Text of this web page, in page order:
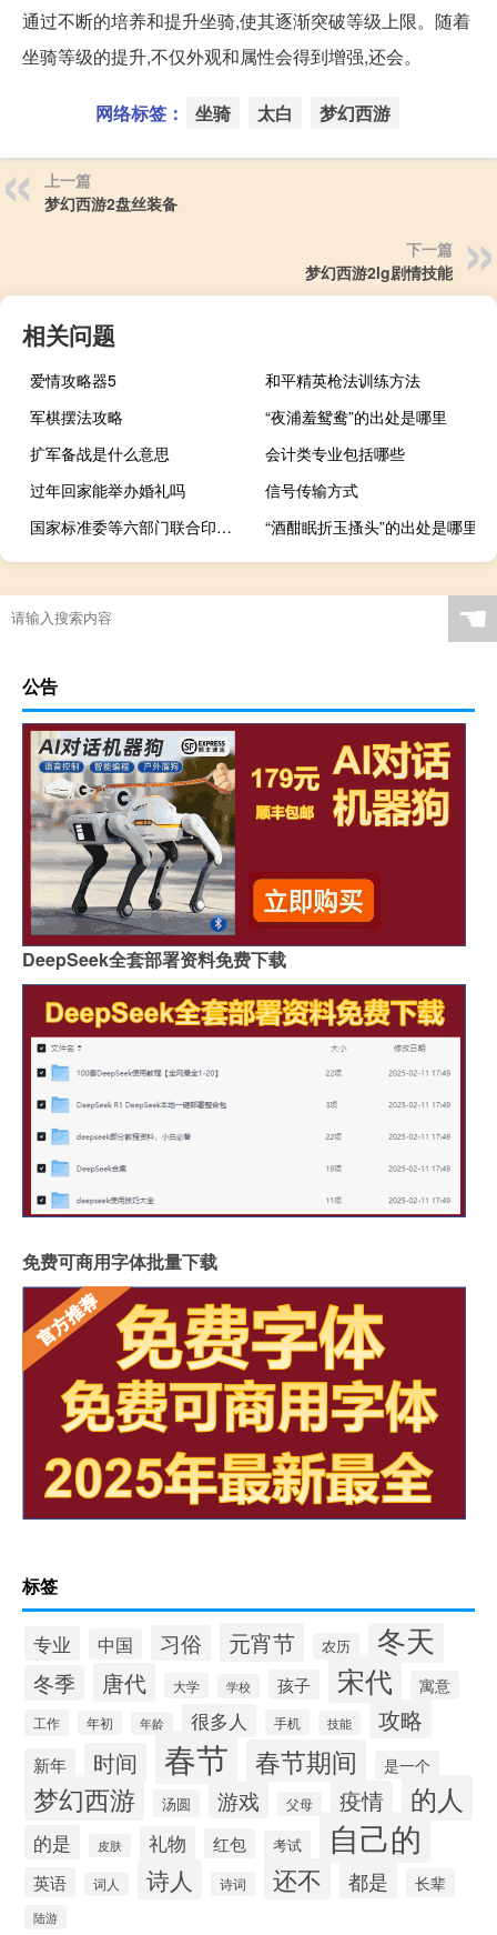
通过不断的培养和提升坐骑,使其逐渐突破等级上限。随着
坐骑等级的提升,不仅外观和属性会得到增强,还会。
网络标签： 坐骑 太白 梦幻西游
上一篇
梦幻西游2盘丝装备
下一篇
梦幻西游2lg剧情技能
相关问题
爱情攻略器5
和平精英枪法训练方法
军棋摆法攻略
“夜浦羞鸳鸯”的出处是哪里
扩军备战是什么意思
会计类专业包括哪些
过年回家能举办婚礼吗
信号传输方式
国家标准委等六部门联合印发《城市标准化行动方案》
“酒酣眠折玉搔头”的出处是哪里
☚
公告
DeepSeek全套部署资料免费下载
免费可商用字体批量下载
标签
专业 中国 习俗 元宵节 农历 冬天
冬季 唐代 大学 学校 孩子 宋代 寓意
工作 年初 年龄 很多人 手机 技能 攻略
新年 时间 春节 春节期间 是一个
梦幻西游 汤圆 游戏 父母 疫情 的人
的是 皮肤 礼物 红包 考试 自己的
英语 词人 诗人 诗词 还不 都是 长辈
陆游